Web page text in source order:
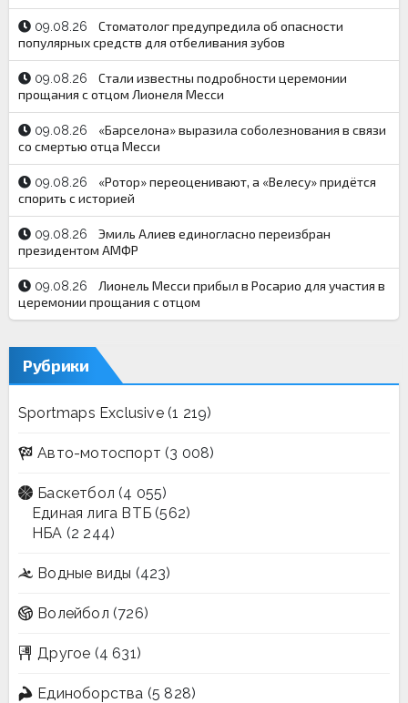
09.08.26
Стоматолог предупредила об опасности
популярных средств для отбеливания зубов
09.08.26
Стали известны подробности церемонии
прощания с отцом Лионеля Месси
09.08.26
«Барселона» выразила соболезнования в связи
со смертью отца Месси
09.08.26
«Ротор» переоценивают, а «Велесу» придётся
спорить с историей
09.08.26
Эмиль Алиев единогласно переизбран
президентом АМФР
09.08.26
Лионель Месси прибыл в Росарио для участия в
церемонии прощания с отцом
Рубрики
Sportmaps Exclusive(1 219)
Авто-мотоспорт (3 008)
Баскетбол (4 055)
Единая лига ВТБ (562)
НБА (2 244)
Водные виды (423)
Волейбол (726)
Другое (4 631)
Единоборства (5 828)